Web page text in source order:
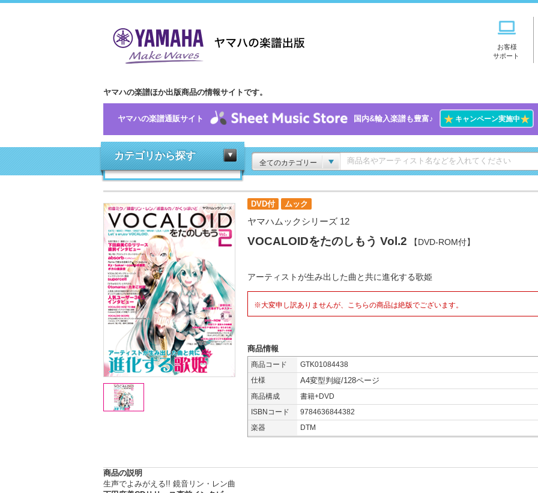
お客様
サポート
ヤマハの楽譜ほか出版商品の情報サイトです。
ヤマハの楽譜通販サイト 国内&輸入楽譜も豊富♪ ★キャンペーン実施中★
カテゴリから探す
全てのカテゴリー
DVD付 ムック
ヤマハムックシリーズ 12
VOCALOIDをたのしもう Vol.2 【DVD-ROM付】
アーティストが生み出した曲と共に進化する歌姫
※大変申し訳ありませんが、こちらの商品は絶版でございます。
商品情報
商品コード
GTK01084438
仕様
A4変型判縦/128ページ
商品構成
書籍+DVD
ISBNコード
9784636844382
楽器
DTM
商品の説明
生声でよみがえる!! 鏡音リン・レン曲